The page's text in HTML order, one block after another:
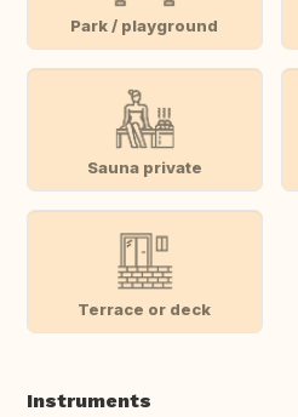
Park / playground
Sauna private
Terrace or deck
Instruments